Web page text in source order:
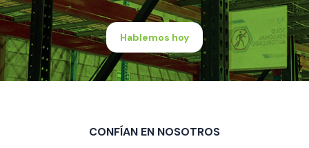
Hablemos hoy
CONFÍAN EN NOSOTROS